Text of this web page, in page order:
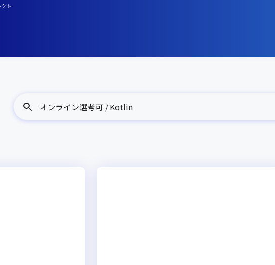
ト
オンライン選考可 / Kotlin